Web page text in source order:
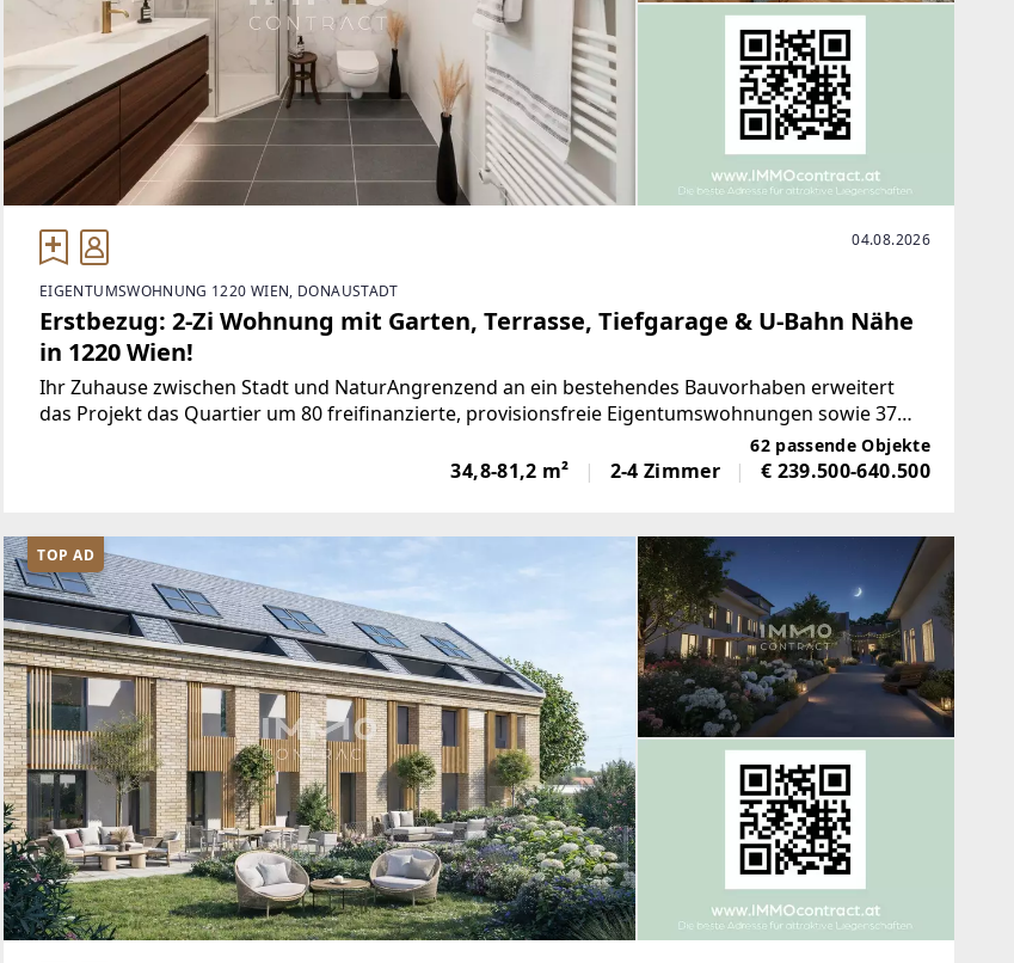
04.08.2026
EIGENTUMSWOHNUNG 1220 WIEN, DONAUSTADT
Erstbezug: 2-Zi Wohnung mit Garten, Terrasse, Tiefgarage & U-Bahn Nähe
in 1220 Wien!
Ihr Zuhause zwischen Stadt und NaturAngrenzend an ein bestehendes Bauvorhaben erweitert
das Projekt das Quartier um 80 freifinanzierte, provisionsfreie Eigentumswohnungen sowie 37
62 passende Objekte
34,8-81,2 m² 2-4 Zimmer € 239.500-640.500
TOP AD